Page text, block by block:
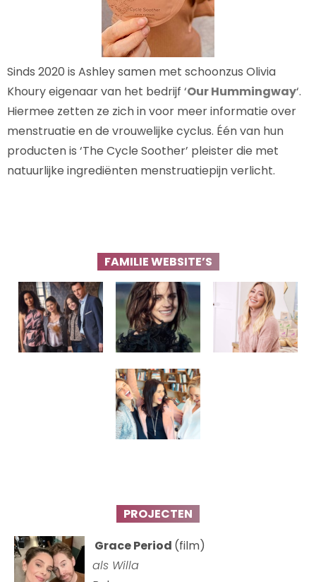
Sinds 2020 is Ashley samen met schoonzus Olivia
Khoury eigenaar van het bedrijf ‘Our Hummingway‘.
Hiermee zetten ze zich in voor meer informatie over
menstruatie en de vrouwelijke cyclus. Één van hun
producten is ‘The Cycle Soother’ pleister die met
natuurlijke ingrediënten menstruatiepijn verlicht.
FAMILIE WEBSITE’S
PROJECTEN
Grace Period (film)
als Willa